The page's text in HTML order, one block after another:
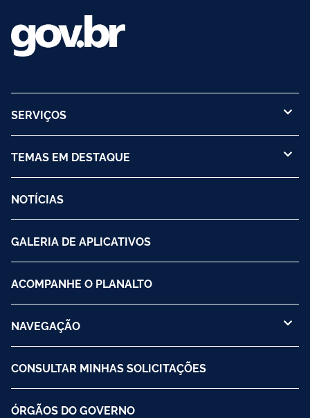
SERVIÇOS
TEMAS EM DESTAQUE
NOTÍCIAS
GALERIA DE APLICATIVOS
ACOMPANHE O PLANALTO
NAVEGAÇÃO
CONSULTAR MINHAS SOLICITAÇÕES
ÓRGÃOS DO GOVERNO